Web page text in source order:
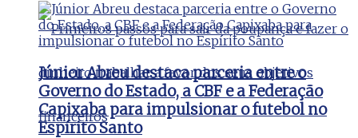
Júnior Abreu destaca parceria entre o
Governo do Estado, a CBF e a Federação
Capixaba para impulsionar o futebol no
Espírito Santo